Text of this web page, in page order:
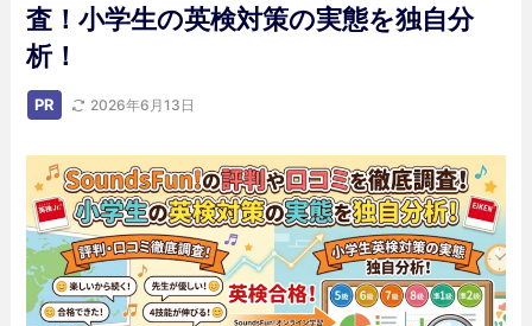
査！小学生の英検対策の実態を独自分
析！
PR 2026年6月13日